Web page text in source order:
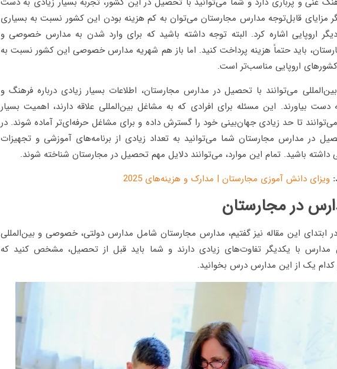
مزایای قابل‌توجه مدارس مجارستان می‌توان به کم هزینه بودن این کشور نسبت به بسیاری
اروپایی اشاره کرد. البته توجه داشته باشید که برای وارد شدن به مدارس خصوصی و
باید حتماً هزینه پرداخت کنید. اما باز هم شهریه مدارس خصوصی این کشور نسبت به
اروپایی مناسب‌تر است.
می‌توانند با تحصیل در مدارس مجارستان، اطلاعات بسیار زیادی درباره فرهنگ و
دست بیاورند. این مسئله برای افرادی که به مشاغل بین‌المللی علاقه دارند، اهمیت بسیار
تا حد زیادی جهان‌بینی خود را گسترش داده و برای مشاغل حرفه‌ای‌تر آماده شوند. در
در مدارس مجارستان شما می‌توانید به تعداد زیادی از برنامه‌های آموزشی و تجهیزات
باشید. تمام این موارد، می‌توانند دلایل مهم تحصیل در مجارستان شناخته شوند.
ویزای دانش آموزی مجارستان | مدارک و هزینه‌های 2025
در مجارستان
ابتدای این مقاله نیز گفتیم، مدارس مجارستان شامل مدارس دولتی، خصوصی و بین‌المللی
مدارس با یکدیگر تفاوت‌های زیادی دارند و شما باید قبل از تحصیل، مشخص کنید که
یک از این مدارس درس بخوانید.